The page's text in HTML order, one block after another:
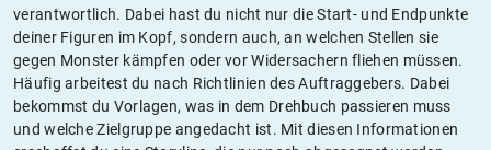
verantwortlich. Dabei hast du nicht nur die Start- und Endpunkte
deiner Figuren im Kopf, sondern auch, an welchen Stellen sie
gegen Monster kämpfen oder vor Widersachern fliehen müssen.
Häufig arbeitest du nach Richtlinien des Auftraggebers. Dabei
bekommst du Vorlagen, was in dem Drehbuch passieren muss
und welche Zielgruppe angedacht ist. Mit diesen Informationen